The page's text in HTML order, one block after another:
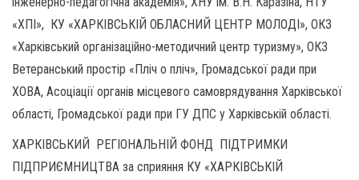
«ХПІ», КУ «ХАРКІВСЬКІЙ ОБЛАСНИЙ ЦЕНТР МОЛОДІ», ОКЗ
«Харківський організаційно-методичний центр туризму», ОКЗ
Ветеранський простір «Пліч о пліч», Громадської ради при
ХОВА, Асоціації органів місцевого самоврядування Харківської
області, Громадської ради при ГУ ДПС у Харківській області.
ХАРКІВСЬКИЙ РЕГІОНАЛЬНІЙ ФОНД ПІДТРИМКИ
ПІДПРИЄМНИЦТВА за сприяння КУ «ХАРКІВСЬКІЙ